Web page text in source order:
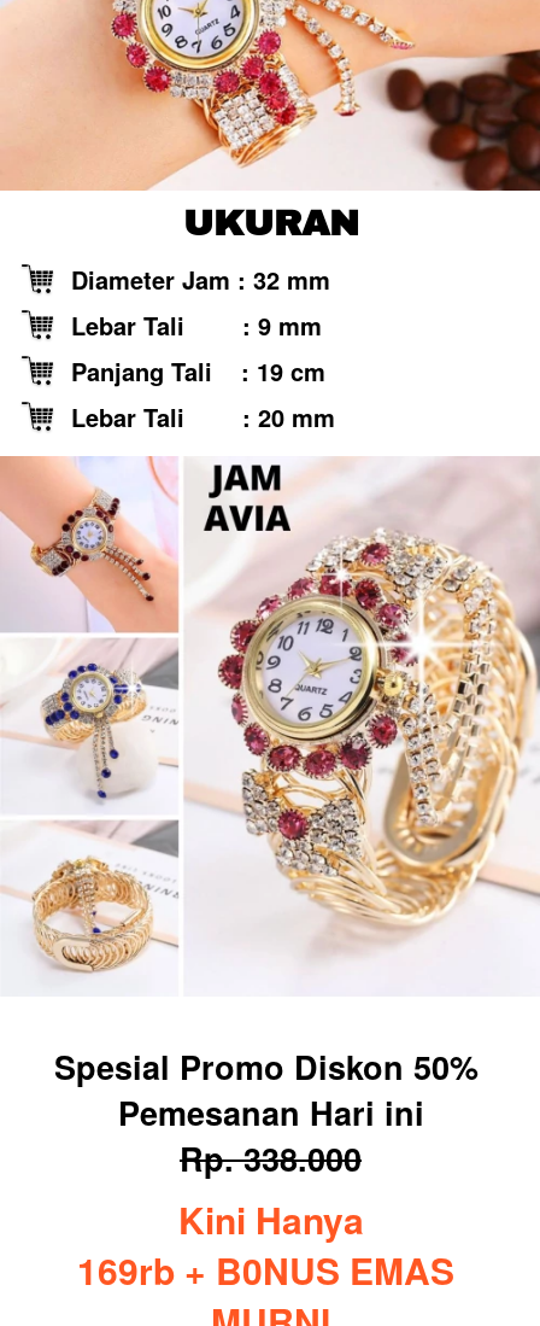
UKURAN
Diameter Jam : 32 mm
Lebar Tali        : 9 mm
Panjang Tali    : 19 cm
Lebar Tali        : 20 mm
Spesial Promo Diskon 50%
Pemesanan Hari ini
Rp. 338.000
Kini Hanya
169rb + B0NUS EMAS